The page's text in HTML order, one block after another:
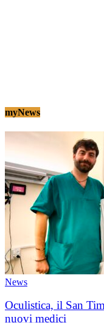
myNews
News
Oculistica, il San
nuovi medici